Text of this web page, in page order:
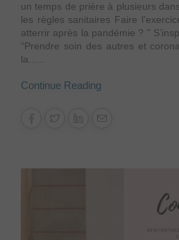
un temps de prière à plusieurs
les règles sanitaires Faire
atterrir après la pandémie ? ”
“Prendre soin des autres et
la......
Continue Reading